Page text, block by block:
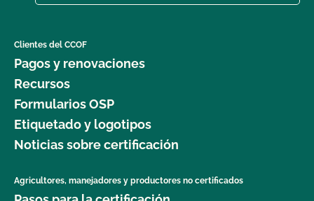
Clientes del CCOF
Pagos y renovaciones
Recursos
Formularios OSP
Etiquetado y logotipos
Noticias sobre certificación
Agricultores, manejadores y productores no certificados